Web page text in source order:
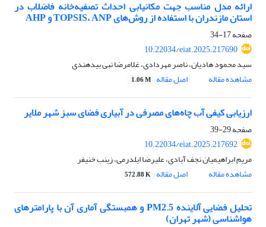
ارائه مدل مناسب جهت مکانیابی احداث تصفیه‌خانه فاضلاب در
استان مازندران با استفاده از روش‌‌های TOPSIS، ANP و AHP
صفحه17-34
10.22034/eiat.2025.217690
سید محمود هادیان، ناصر مهردادی، غلامرضا نبی بیدهندی
مشاهده مقاله
اصل مقاله 1.06 M
ارزیابی کیفی آب چاه‌‌های مصرفی در آبیاری فضای سبز شهر ملایر
صفحه29-39
10.22034/eiat.2025.217692
مریم ابراهیمیان نجف آبادی، علیرضا ایلدرمی، زینب خنیفر
مشاهده مقاله
اصل مقاله 572.88 K
تحلیل فضایی آلاینده PM2.5 و همبستگی آماری آن با پارامترهای
هواشناسی (شهر تهران)